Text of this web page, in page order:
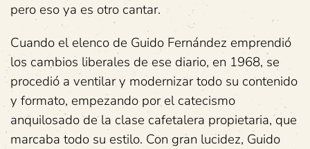
pero eso ya es otro cantar.
Cuando el elenco de Guido Fernández emprendió
los cambios liberales de ese diario, en 1968, se
procedió a ventilar y modernizar todo su contenido
y formato, empezando por el catecismo
anquilosado de la clase cafetalera propietaria, que
marcaba todo su estilo. Con gran lucidez, Guido